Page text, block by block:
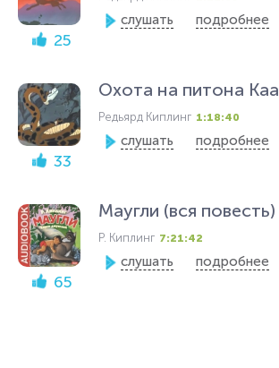
25
слушать подробнее
33
Охота на питона Каа
Редьярд Киплинг 1:18:40
слушать подробнее
65
Маугли (вся повесть)
Р. Киплинг 7:21:42
слушать подробнее